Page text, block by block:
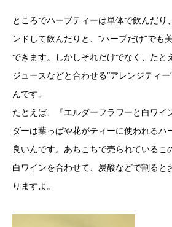
ところでハーブティーは単体で飲んだり
ンドして飲んだりと、“ハーブだけ”でも
できます。しかしそれだけでなく、たと
ジュースなどと合わせる“アレンジティ
んです。
たとえば、『エルダーフラワーと白ワイ
ダーは葉っぱや花がティーに使われるハ
良いんです。あちこちで売られているこ
白ワインを合わせて、炭酸などで割ると
りますよ。